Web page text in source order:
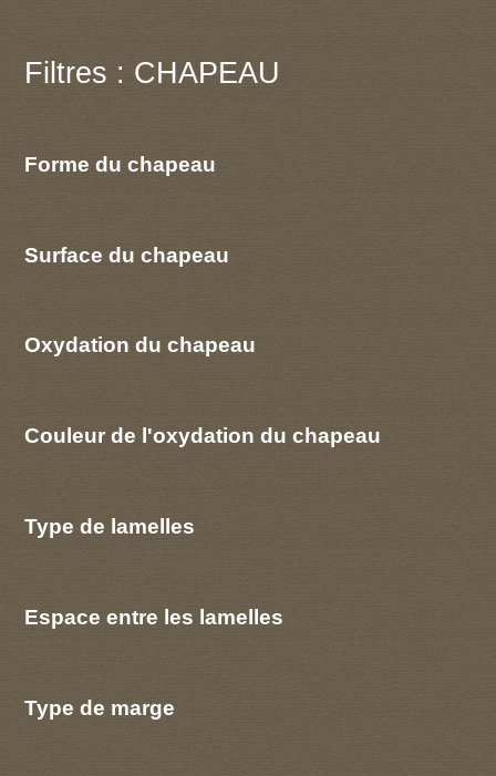
Filtres : CHAPEAU
Forme du chapeau
Surface du chapeau
Oxydation du chapeau
Couleur de l'oxydation du chapeau
Type de lamelles
Espace entre les lamelles
Type de marge